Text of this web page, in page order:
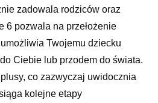
zadowala rodziców oraz
6 pozwala na przełożenie
Twojemu dziecku
Ciebie lub przodem do świata.
co zazwyczaj uwidocznia
kolejne etapy